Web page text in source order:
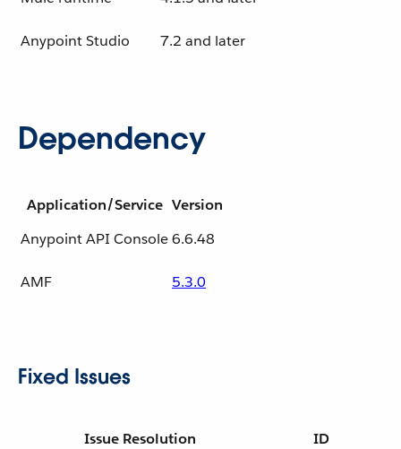
Anypoint Studio 7.2 and later
Dependency
Application/Service Version
Anypoint API Console6.6.48
AMF 5.3.0
Fixed Issues
Issue Resolution
ID